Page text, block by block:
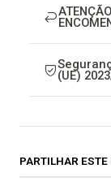
(UE)
PARTILHAR ESTE